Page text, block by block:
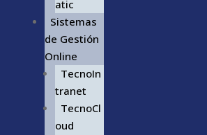
atic
Sistemas
de Gestión
Online
TecnoIn
tranet
TecnoCl
oud